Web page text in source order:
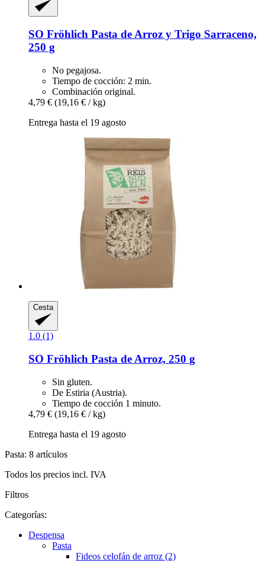
SO Fröhlich Pasta de Arroz y Trigo Sarraceno,
250 g
No pegajosa.
Tiempo de cocción: 2 min.
Combinación original.
4,79 € (19,16 € / kg)
Entrega hasta el 19 agosto
Cesta
1.0 (1)
SO Fröhlich Pasta de Arroz, 250 g
Sin gluten.
De Estiria (Austria).
Tiempo de cocción 1 minuto.
4,79 € (19,16 € / kg)
Entrega hasta el 19 agosto
Pasta: 8 artículos
Todos los precios incl. IVA
Filtros
Categorías:
Despensa
Pasta
Fideos celofán de arroz (2)